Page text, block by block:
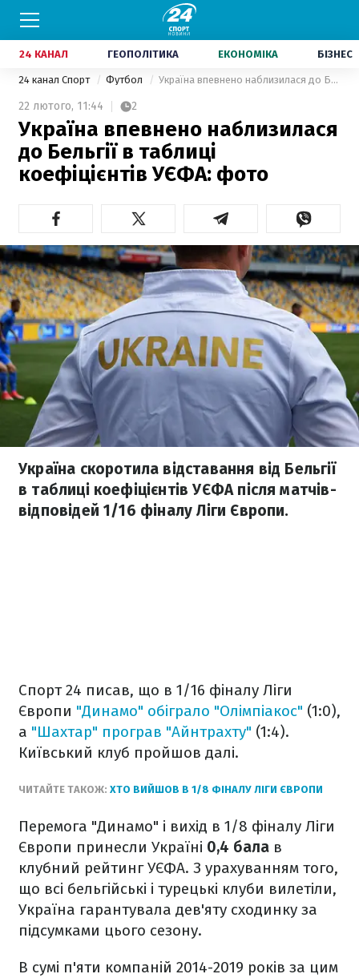
24 КАНАЛ ГЕОПОЛІТИКА ЕКОНОМІКА БІЗНЕС
24 канал Спорт Футбол Україна впевнено наблизилася до Бельгії в таблиці коефіцієнтів УЄФА: фото
22 лютого, 11:44 2
Україна впевнено наблизилася
до Бельгії в таблиці
коефіцієнтів УЄФА: фото
Україна скоротила відставання від Бельгії
в таблиці коефіцієнтів УЄФА після матчів-
відповідей 1/16 фіналу Ліги Європи.
Спорт 24 писав, що в 1/16 фіналу Ліги
Європи "Динамо" обіграло "Олімпіакос" (1:0),
а "Шахтар" програв "Айнтрахту" (1:4).
Київський клуб пройшов далі.
ЧИТАЙТЕ ТАКОЖ: ХТО ВИЙШОВ В 1/8 ФІНАЛУ ЛІГИ ЄВРОПИ
Перемога "Динамо" і вихід в 1/8 фіналу Ліги
Європи принесли Україні 0,4 бала в
клубний рейтинг УЄФА. З урахуванням того,
що всі бельгійські і турецькі клуби вилетіли,
Україна гарантувала дев'яту сходинку за
підсумками цього сезону.
В сумі п'яти компаній 2014-2019 років за цим